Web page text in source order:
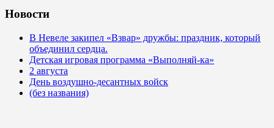
Новости
В Невеле закипел «Взвар» дружбы: праздник, который
объединил сердца.
Детская игровая программа «Выполняй-ка»
2 августа
День воздушно-десантных войск
(без названия)